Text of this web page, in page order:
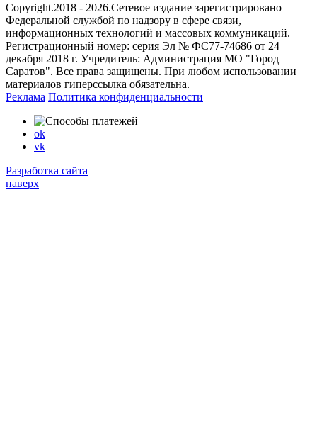
Copyright.2018 - 2026.Сетевое издание зарегистрировано
Федеральной службой по надзору в сфере связи,
информационных технологий и массовых коммуникаций.
Регистрационный номер: серия Эл № ФС77-74686 от 24
декабря 2018 г. Учредитель: Администрация МО "Город
Саратов". Все права защищены. При любом использовании
материалов гиперссылка обязательна.
Реклама Политика конфиденциальности
ok
vk
Разработка сайта
наверх